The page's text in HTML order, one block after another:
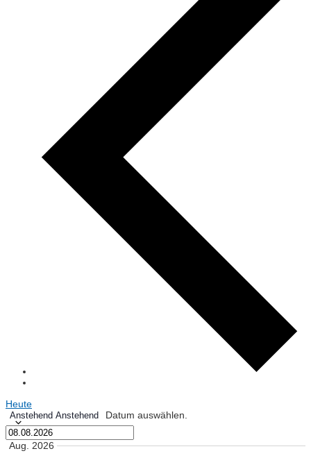
Heute
Anstehend Anstehend Datum auswählen.
Aug. 2026